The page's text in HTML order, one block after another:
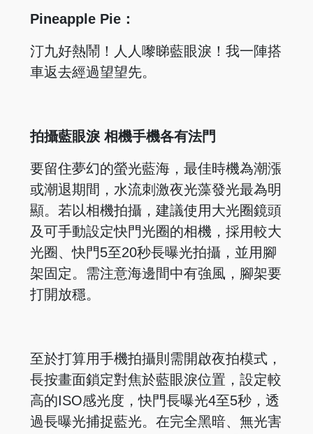
Pineapple Pie：
汀九好熱鬧！人人嚟睇藍眼淚！我一陣搭
車返去經過望望先。
拍攝藍眼淚 相機手機各有法門
要留住夢幻的螢光藍海，最佳時機為潮漲
或潮退期間，水流刺激夜光藻發光最為明
顯。若以相機拍攝，建議使用大光圈鏡頭
及可手動設定快門光圈的相機，採用較大
光圈、快門5至20秒長曝光拍攝，並用腳
架固定。需注意海邊間中有強風，腳架要
打開放穩。
至於打算用手機拍攝則需開啟夜拍模式，
長按畫面鎖定對焦於藍眼淚位置，設定較
高的ISO感光度，快門長曝光4至5秒，透
過長曝光捕捉藍光。在完全黑暗、無光害